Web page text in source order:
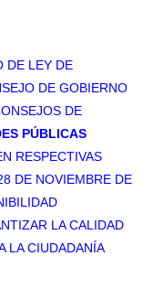
DE LEY DE
DE GOBIERNO
DE
PÚBLICAS
RESPECTIVAS
DE NOVIEMBRE DE
LA CALIDAD
LA CIUDADANÍA